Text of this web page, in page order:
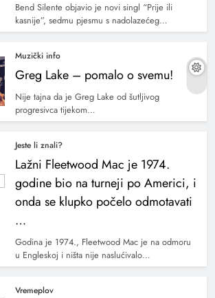
Bend Silente objavio je novi singl “Prije ili
kasnije”, sedmu pjesmu s nadolazećeg…
Muzički info
Greg Lake – pomalo o svemu!
Nije tajna da je Greg Lake od šutljivog
progresivca tijekom…
Jeste li znali?
Lažni Fleetwood Mac je 1974.
godine bio na turneji po Americi, i
onda se klupko počelo odmotavati
…
Godina je 1974., Fleetwood Mac je na odmoru
u Engleskoj i ništa nije naslućivalo…
Vremeplov